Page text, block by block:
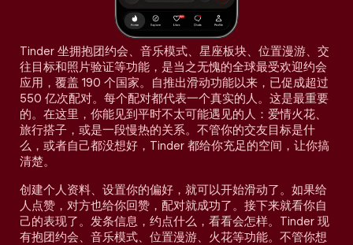
Tinder 坐拥抱团约会、音乐模式、星座板块、位置漫游、交
往目标和照片验证等功能，是当之无愧的全球最受欢迎约会
应用，覆盖 190 个国家。自推出滑动功能以来，已促成超过
550 亿次配对。每个配对都代表一个真实的人。这是最重要
的。在这里，你能见到平时不太可能遇见的人：爱情火花、
旅行搭子，或是一段慢热的关系。不管你的交友目标是什
么，或者自己都没想好，Tinder 都给你充足的空间，让你搞
清楚。
创建个人资料、设置你的偏好，就可以开始滑动了。如果给
人点赞，对方也给你回赞，配对就成功了。接下来就看你自
己的表现了。发条信息，约点什么，看看会怎样。Tinder 现
有抱团约会、音乐模式、位置漫游、火花等功能。不管你想